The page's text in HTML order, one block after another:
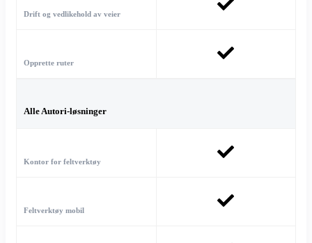
Drift og vedlikehold av veier
Opprette ruter
Alle Autori-løsninger
Kontor for feltverktøy
Feltverktøy mobil